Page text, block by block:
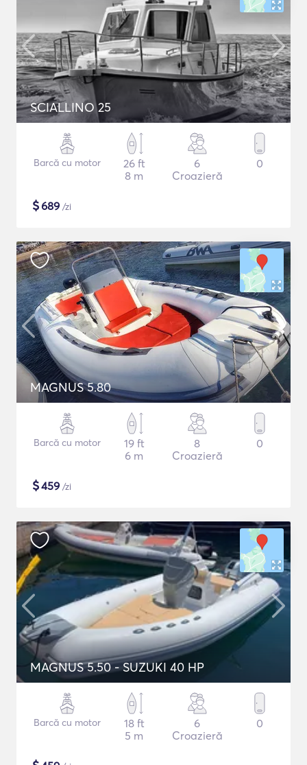
SCIALLINO 25
Barcă cu motor
26 ft
8 m
6
Croazieră
0
$689 /zi
MAGNUS 5.80
Barcă cu motor
19 ft
6 m
8
Croazieră
0
$459 /zi
MAGNUS 5.50 - SUZUKI 40 HP
Barcă cu motor
18 ft
5 m
6
Croazieră
0